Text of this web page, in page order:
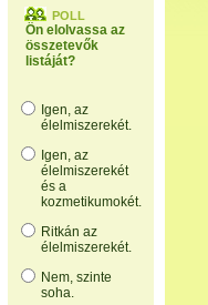
POLL
Ön elolvassa az
összetevők
listáját?
Igen, az
élelmiszerekét.
Igen, az
élelmiszerekét
és a
kozmetikumokét.
Ritkán az
élelmiszerekét.
Nem, szinte
soha.